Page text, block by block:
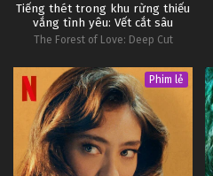
Tiếng thét trong khu rừng thiếu
vắng tình yêu: Vết cắt sâu
The Forest of Love: Deep Cut
Phim lẻ